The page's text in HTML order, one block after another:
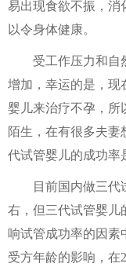
易出现食欲不振，消
以令身体健康。
受工作压力和自然
增加，幸运的是，现
婴儿来治疗不孕，所
陌生，在有很多夫妻
代试管婴儿的成功率
目前国内做三代试
右，但三代试管婴儿
响试管成功率的因素
受方年龄的影响，在